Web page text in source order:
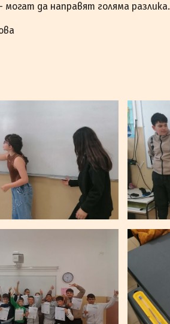
могат да направят голяма разлика.